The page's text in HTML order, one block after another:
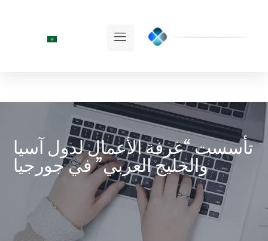
تأسست “غرفة الأعمال لدول آسيا
والخليج العربي” في جورجيا